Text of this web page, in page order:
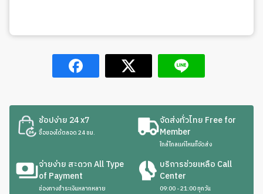
ช้อปง่าย 24 x7
ซื้อของได้ตลอด 24 ชม.
จัดส่งทั่วไทย Free for
Member
ใกล้ไกลแค่ไหนก็จัดส่ง
จ่ายง่าย สะดวก All Type
of Payment
ช่องทางชำระเงินหลากหลาย
บริการช่วยเหลือ Call
Center
09:00 - 21:00 ทุกวัน